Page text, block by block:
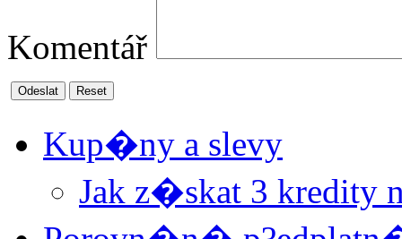
Komentář
Odeslat Reset
Kup�ny a slevy
Jak z�skat 3 kredity